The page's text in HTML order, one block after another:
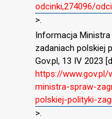
odcinki,274096/
>.
Informacja
zadaniach polskiej
Gov.pl, 13 IV 2023
https://
ministra-spraw-
polskiej-polityki-
>.